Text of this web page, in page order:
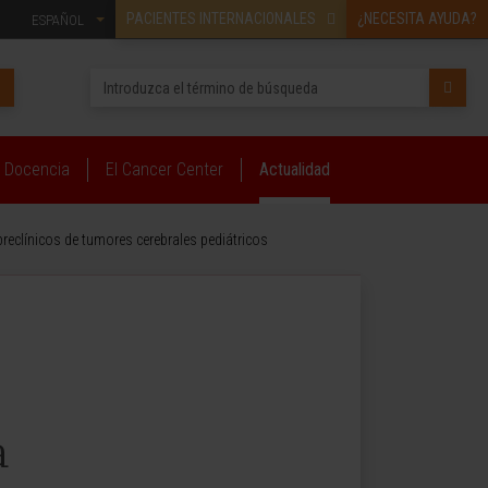
PACIENTES INTERNACIONALES ¿NECESITA AYUDA?
ESPAÑOL
Docencia El Cancer Center Actualidad
de tumores cerebrales pediátricos